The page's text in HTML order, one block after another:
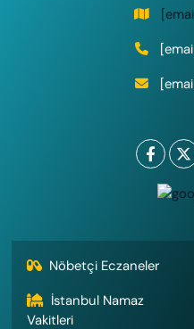
Nöbetçi Eczaneler
İstanbul Namaz
Vakitleri